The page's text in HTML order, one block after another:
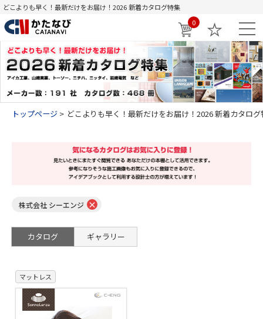
どこよりも早く！最新だけをお届け！2026 新着カタログ特集
0
トップページ どこよりも早く！最新だけをお届け！2026 新着カタログ
株式会社 シーエンジ ×
カタログ ギャラリー
マットレス